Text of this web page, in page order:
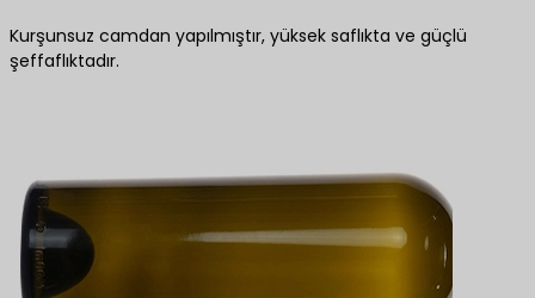
Kurşunsuz camdan yapılmıştır, yüksek saflıkta ve güçlü
şeffaflıktadır.